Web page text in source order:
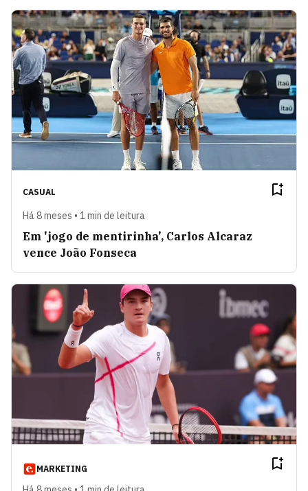
CASUAL
Há 8 meses • 1 min de leitura
Em 'jogo de mentirinha', Carlos Alcaraz
vence João Fonseca
MARKETING